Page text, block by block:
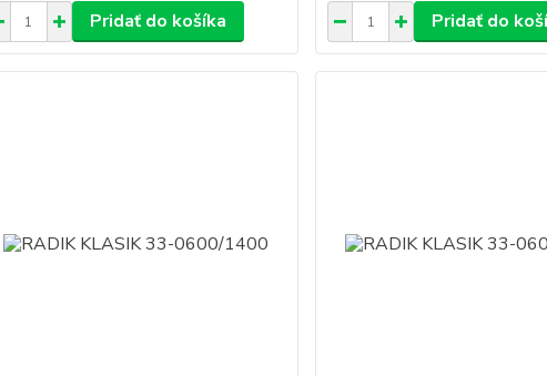
Pridať do košíka Pridať do